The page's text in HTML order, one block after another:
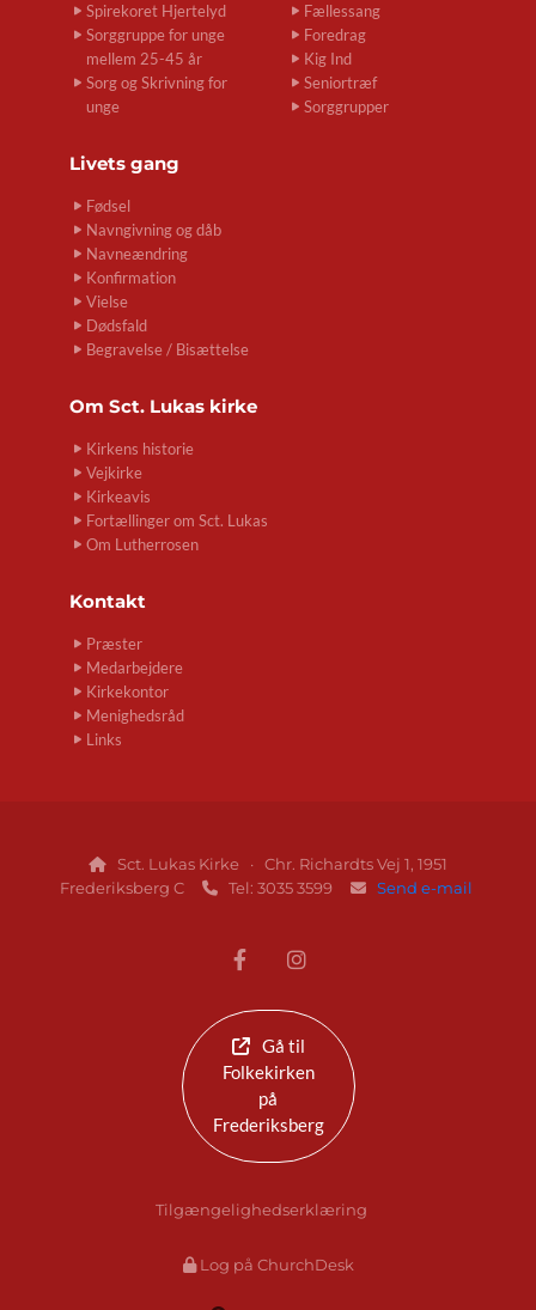
Spirekoret Hjertelyd
Sorggruppe for unge
mellem 25-45 år
Sorg og Skrivning for
unge
Fællessang
Foredrag
Kig Ind
Seniortræf
Sorggrupper
Livets gang
Fødsel
Navngivning og dåb
Navneændring
Konfirmation
Vielse
Dødsfald
Begravelse / Bisættelse
Om Sct. Lukas kirke
Kirkens historie
Vejkirke
Kirkeavis
Fortællinger om Sct. Lukas
Om Lutherrosen
Kontakt
Præster
Medarbejdere
Kirkekontor
Menighedsråd
Links

Sct. Lukas Kirke · Chr. Richardts Vej 1, 1951
Frederiksberg C
 Tel: 3035 3599  Send e-mail
Gå til
Folkekirken
på
Frederiksberg
Tilgængelighedserklæring
Log på ChurchDesk